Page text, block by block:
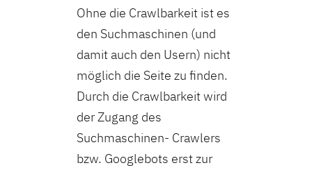
Ohne die Crawlbarkeit ist es
den Suchmaschinen (und
damit auch den Usern) nicht
möglich die Seite zu finden.
Durch die Crawlbarkeit wird
der Zugang des
Suchmaschinen- Crawlers
bzw. Googlebots erst zur